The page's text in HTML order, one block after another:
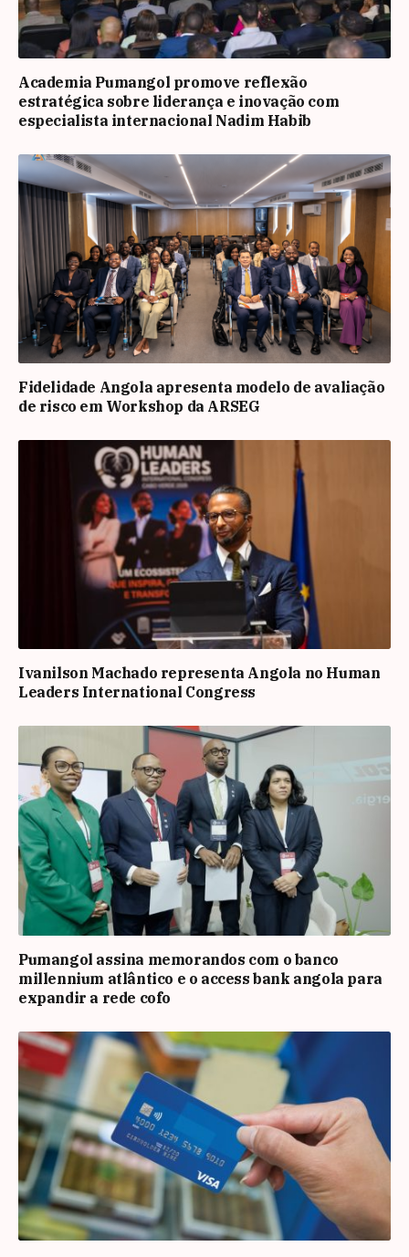
Academia Pumangol promove reflexão
estratégica sobre liderança e inovação com
especialista internacional Nadim Habib
Fidelidade Angola apresenta modelo de avaliação
de risco em Workshop da ARSEG
Ivanilson Machado representa Angola no Human
Leaders International Congress
Pumangol assina memorandos com o banco
millennium atlântico e o access bank angola para
expandir a rede cofo